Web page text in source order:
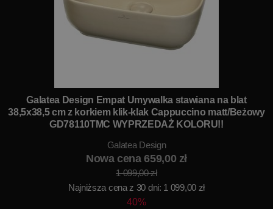
Galatea Design Empat Umywalka stawiana na blat
38,5x38,5 cm z korkiem klik-klak Cappuccino matt/Beżowy
GD78110TMC WYPRZEDAŻ KOLORU!!
Galatea Design
Nowa cena 659,00 zł
1 099,00 zł
Najniższa cena z 30 dni: 1 099,00 zł
40%